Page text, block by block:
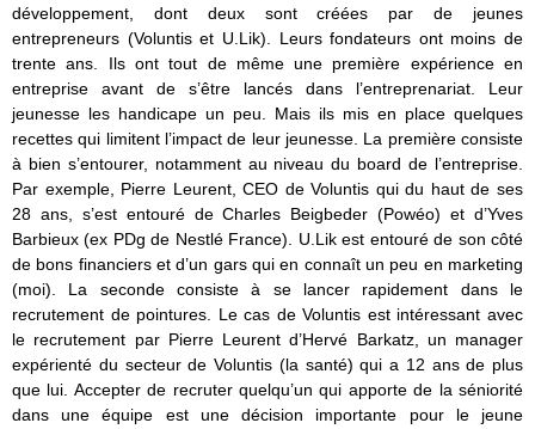
développement, dont deux sont créées par de jeunes
entrepreneurs (Voluntis et U.Lik). Leurs fondateurs ont moins de
trente ans. Ils ont tout de même une première expérience en
entreprise avant de s’être lancés dans l’entreprenariat. Leur
jeunesse les handicape un peu. Mais ils mis en place quelques
recettes qui limitent l’impact de leur jeunesse. La première consiste
à bien s’entourer, notamment au niveau du board de l’entreprise.
Par exemple, Pierre Leurent, CEO de Voluntis qui du haut de ses
28 ans, s’est entouré de Charles Beigbeder (Powéo) et d’Yves
Barbieux (ex PDg de Nestlé France). U.Lik est entouré de son côté
de bons financiers et d’un gars qui en connaît un peu en marketing
(moi). La seconde consiste à se lancer rapidement dans le
recrutement de pointures. Le cas de Voluntis est intéressant avec
le recrutement par Pierre Leurent d’Hervé Barkatz, un manager
expérienté du secteur de Voluntis (la santé) qui a 12 ans de plus
que lui. Accepter de recruter quelqu’un qui apporte de la séniorité
dans une équipe est une décision importante pour le jeune